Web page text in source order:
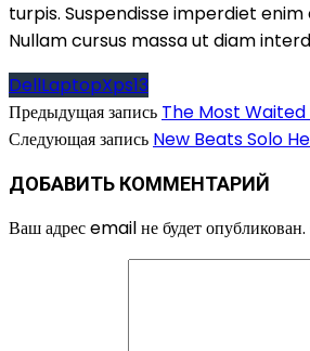
turpis. Suspendisse imperdiet
Nullam cursus massa ut diam
DellLaptopXps13
Предыдущая запись The Most
Следующая запись New Beats Solo
ДОБАВИТЬ КОММЕНТАРИЙ
Ваш адрес email не будет опубликован.